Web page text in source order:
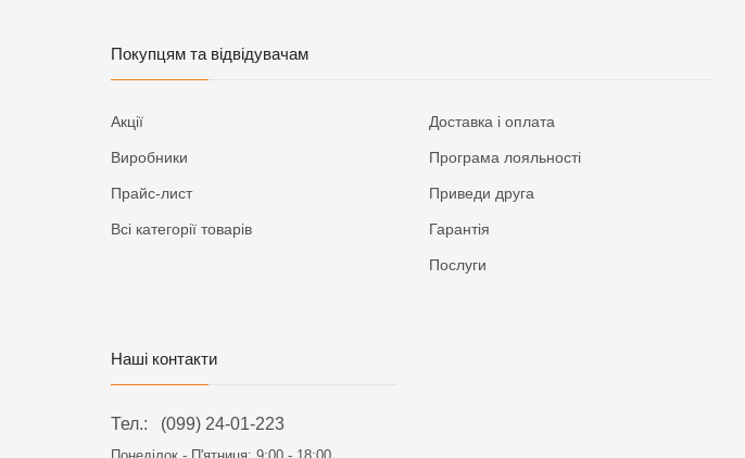
Покупцям та відвідувачам
Акції
Виробники
Прайс-лист
Всі категорії товарів
Доставка і оплата
Програма лояльності
Приведи друга
Гарантія
Послуги
Наші контакти
Тел.: (099) 24-01-223